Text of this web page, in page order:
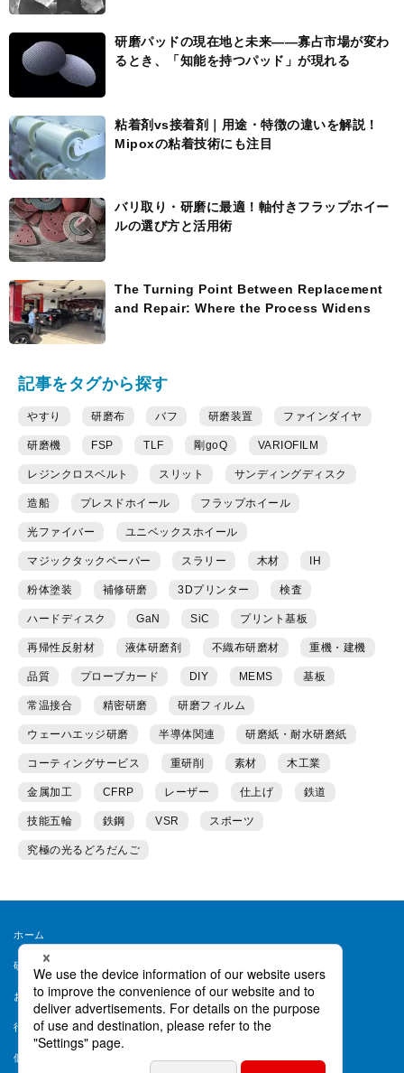
研磨パッドの現在地と未来――寡占市場が変わ
るとき、「知能を持つパッド」が現れる
粘着剤vs接着剤｜用途・特徴の違いを解説！
Mipoxの粘着技術にも注目
バリ取り・研磨に最適！軸付きフラップホイー
ルの選び方と活用術
The Turning Point Between Replacement
and Repair: Where the Process Widens
記事をタグから探す
やすり 研磨布 バフ 研磨装置 ファインダイヤ
研磨機 FSP TLF 剛goQ VARIOFILM
レジンクロスベルト スリット サンディングディスク
造船 プレスドホイール フラップホイール
光ファイバー ユニベックスホイール
マジックタックペーパー スラリー 木材 IH
粉体塗装 補修研磨 3Dプリンター 検査
ハードディスク GaN SiC プリント基板
再帰性反射材 液体研磨剤 不織布研磨材 重機・建機
品質 プローブカード DIY MEMS 基板
常温接合 精密研磨 研磨フィルム
ウェーハエッジ研磨 半導体関連 研磨紙・耐水研磨紙
コーティングサービス 重研削 素材 木工業
金属加工 CFRP レーザー 仕上げ 鉄道
技能五輪 鉄鋼 VSR スポーツ
究極の光るどろだんご
ホーム
研磨ラボとは
お問い合わせ 会員規約
行動ターゲティング等について ヘルプ
個人情報保護方針